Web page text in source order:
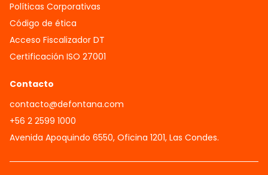
Políticas Corporativas
Código de ética
Acceso Fiscalizador DT
Certificación ISO 27001
Contacto
contacto@defontana.com
+56 2 2599 1000
Avenida Apoquindo 6550, Oficina 1201, Las Condes.